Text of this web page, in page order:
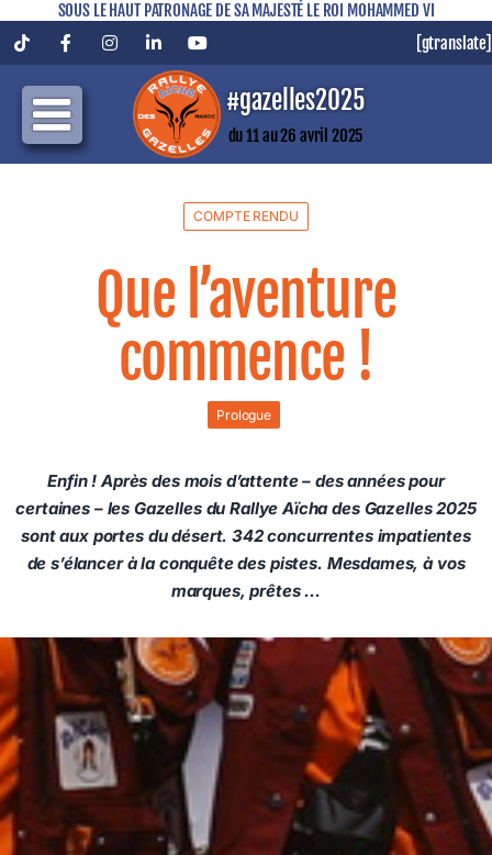
SOUS LE HAUT PATRONAGE DE SA MAJESTÉ LE ROI MOHAMMED VI
TiktokFacebookInstagramLinkedInYouTube [gtranslate]
#gazelles2025
du 11 au 26 avril 2025
COMPTE RENDU
Que l’aventure
commence !
Prologue
Enfin ! Après des mois d’attente – des années pour
certaines – les Gazelles du Rallye Aïcha des Gazelles 2025
sont aux portes du désert. 342 concurrentes impatientes
de s’élancer à la conquête des pistes. Mesdames, à vos
marques, prêtes …